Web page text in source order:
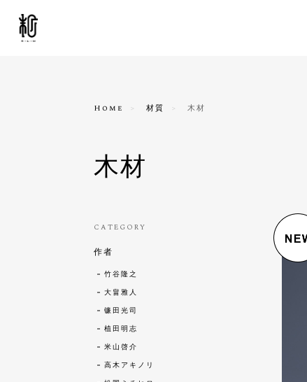
Home 材質 木材
木材
CATEGORY
作者
竹谷隆之
大畠雅人
镰田光司
植田明志
米山啓介
高木アキノリ